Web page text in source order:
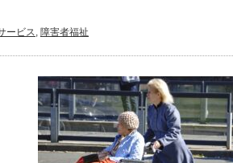
ービス, 障害者福祉